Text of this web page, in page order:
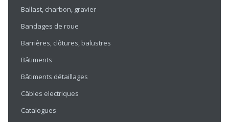
Ballast, charbon, gravier
Bandages de roue
Barrières, clôtures, balustres
Bâtiments
Bâtiments détaillages
Câbles electriques
Catalogues